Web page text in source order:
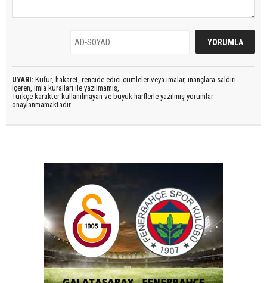
UYARI: Küfür, hakaret, rencide edici cümleler veya imalar, inançlara saldırı
içeren, imla kuralları ile yazılmamış,
Türkçe karakter kullanılmayan ve büyük harflerle yazılmış yorumlar
onaylanmamaktadır.